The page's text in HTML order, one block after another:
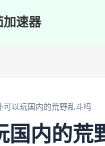
加速器
可以玩国内的荒野乱斗吗
国内的荒